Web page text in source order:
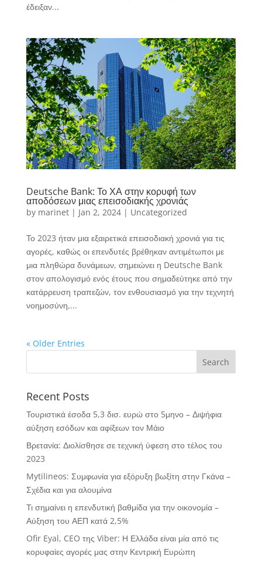
έδειξαν...
Deutsche Bank: Το ΧΑ στην κορυφή των
αποδόσεων μιας επεισοδιακής χρονιάς
by marinet| Jan 2, 2024| Uncategorized
Το 2023 ήταν μια εξαιρετικά επεισοδιακή χρονιά για τις
αγορές, καθώς οι επενδυτές βρέθηκαν αντιμέτωποι με
μια πληθώρα δυνάμεων, σημειώνει η Deutsche Bank
στον απολογισμό ενός έτους που σημαδεύτηκε από την
κατάρρευση τραπεζών, τον ενθουσιασμό για την τεχνητή
νοημοσύνη,...
« Older Entries
Recent Posts
Τουριστικά έσοδα 5,3 δισ. ευρώ στο 5μηνο – Διψήφια
αύξηση εσόδων και αφίξεων τον Μάιο
Βρετανία: Διολίσθησε σε τεχνική ύφεση στο τέλος του
2023
Mytilineos: Συμφωνία για εξόρυξη βωξίτη στην Γκάνα –
Σχέδια και για αλουμίνα
Τι σημαίνει η επενδυτική βαθμίδα για την οικονομία –
Αύξηση του ΑΕΠ κατά 2,5%
Ofir Eyal, CEO της Viber: Η Ελλάδα είναι μία από τις
κορυφαίες αγορές μας στην Κεντρική Ευρώπη